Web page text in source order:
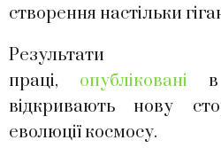
створення настільки
праці, опубліковані
відкривають нову
еволюції космосу.